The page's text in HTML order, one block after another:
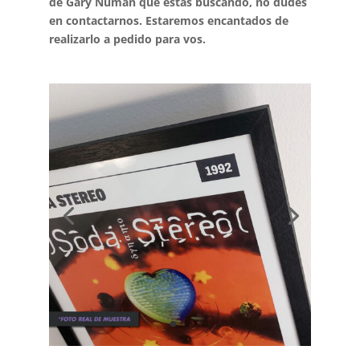
en contactarnos. Estaremos encantados de
realizarlo a pedido para vos.